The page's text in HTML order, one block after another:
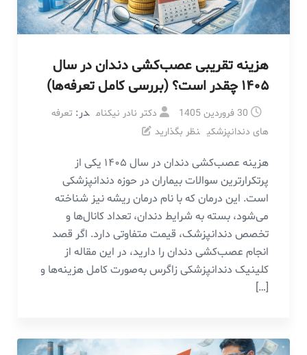
هزینه تقریبی عصب‌کشی دندان در سال
۱۴۰۵ چقدر است؟ (بررسی کامل تعرفه‌ها)
30 فروردین 1405 دکتر نادر نیکنام در: تعرفه
های دندانپزشکی نظر بگذارید
هزینه عصب‌کشی دندان در سال ۱۴۰۵ یکی از
پرتکرارترین سوالات بیماران در حوزه دندانپزشکی
است. این درمان که با نام درمان ریشه نیز شناخته
می‌شود، بسته به شرایط دندان، تعداد کانال‌ها و
تخصص دندانپزشک، قیمت متفاوتی دارد. اگر قصد
انجام عصب‌کشی دندان را دارید، در این مقاله از
کلینیک دندانپزشکی زاگرس به‌صورت کامل هزینه‌ها و
[…]